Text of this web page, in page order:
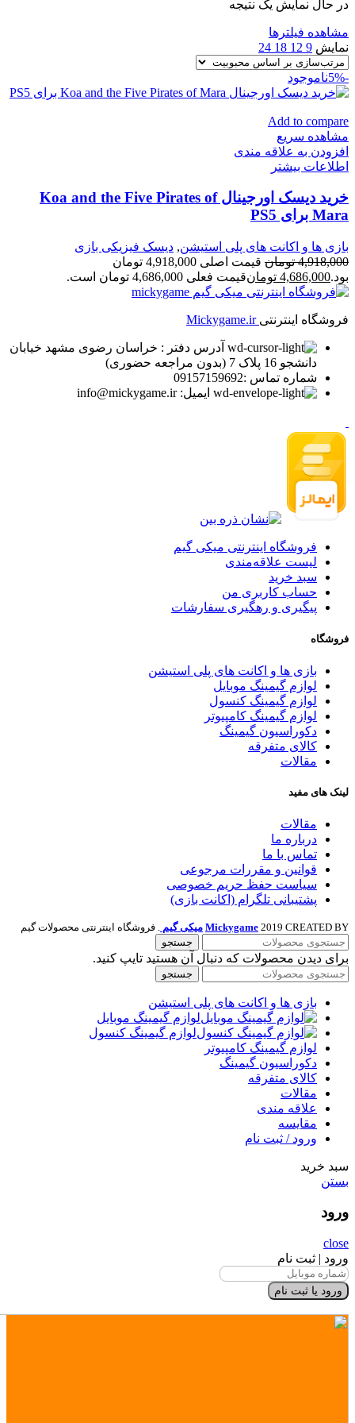
در حال نمایش یک نتیجه
مشاهده فیلترها
نمایش 9
12
18
24
-5% ناموجود
Add to compare
مشاهده سریع
افزودن به علاقه مندی
اطلاعات بیشتر
خرید دیسک اورجینال Koa and the Five Pirates of
Mara برای PS5
بازی ها و اکانت های پلی استیشن, دیسک فیزیکی بازی
4,918,000 تومان
قیمت اصلی 4,918,000 تومان
بود.4,686,000 تومانقیمت فعلی 4,686,000 تومان است.
فروشگاه اینترنتی Mickygame.ir
آدرس دفتر : خراسان رضوی مشهد خیابان
دانشجو 16 پلاک 7 (بدون مراجعه حضوری)
شماره تماس :09157159692
ایمیل: info@mickygame.ir
فروشگاه اینترنتی میکی گیم
لیست علاقه‌مندی
سبد خرید
حساب کاربری من
پیگیری و رهگیری سفارشات
فروشگاه
بازی ها و اکانت های پلی استیشن
لوازم گیمینگ موبایل
لوازم گیمینگ کنسول
لوازم گیمینگ کامپیوتر
دکوراسیون گیمینگ
کالای متفرقه
مقالات
لینک های مفید
مقالات
درباره ما
تماس با ما
قوانین و مقررات مرجوعی
سیاست حفظ حریم خصوصی
پشتیبانی تلگرام (اکانت بازی)
Mickygame 2019 CREATED BY میکی گیم . فروشگاه اینترنتی محصولات گیم
جستجو
برای دیدن محصولات که دنبال آن هستید تایپ کنید.
جستجو
بازی ها و اکانت های پلی استیشن
لوازم گیمینگ موبایل
لوازم گیمینگ کنسول
لوازم گیمینگ کامپیوتر
دکوراسیون گیمینگ
کالای متفرقه
مقالات
علاقه مندی
مقایسه
ورود / ثبت نام
سبد خرید
بستن
ورود
close
ورود | ثبت نام
ورود یا ثبت نام